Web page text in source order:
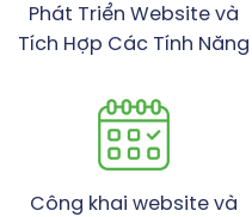
Phát Triển Website và
Tích Hợp Các Tính Năng
Công khai website và